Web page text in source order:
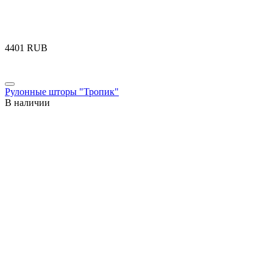
‍4401‍ RUB
Рулонные шторы "Тропик"
В наличии